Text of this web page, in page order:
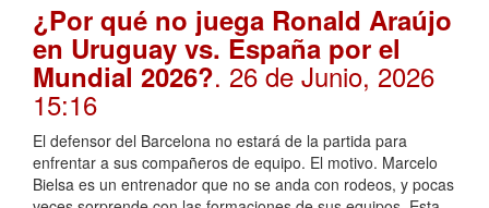
¿Por qué no juega Ronald Araújo
en Uruguay vs. España por el
Mundial 2026?. 26 de Junio, 2026
15:16
El defensor del Barcelona no estará de la partida para
enfrentar a sus compañeros de equipo. El motivo. Marcelo
Bielsa es un entrenador que no se anda con rodeos, y pocas